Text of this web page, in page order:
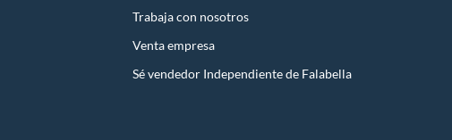
Trabaja con nosotros
Venta empresa
Sé vendedor Independiente de Falabella